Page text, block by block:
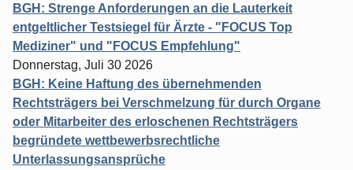
BGH: Strenge Anforderungen an die Lauterkeit
entgeltlicher Testsiegel für Ärzte - "FOCUS Top
Mediziner" und "FOCUS Empfehlung"
Donnerstag, Juli 30 2026
BGH: Keine Haftung des übernehmenden
Rechtsträgers bei Verschmelzung für durch Organe
oder Mitarbeiter des erloschenen Rechtsträgers
begründete wettbewerbsrechtliche
Unterlassungsansprüche